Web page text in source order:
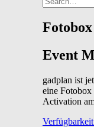
Event
gadplan ist
eine Fotobox
Activation